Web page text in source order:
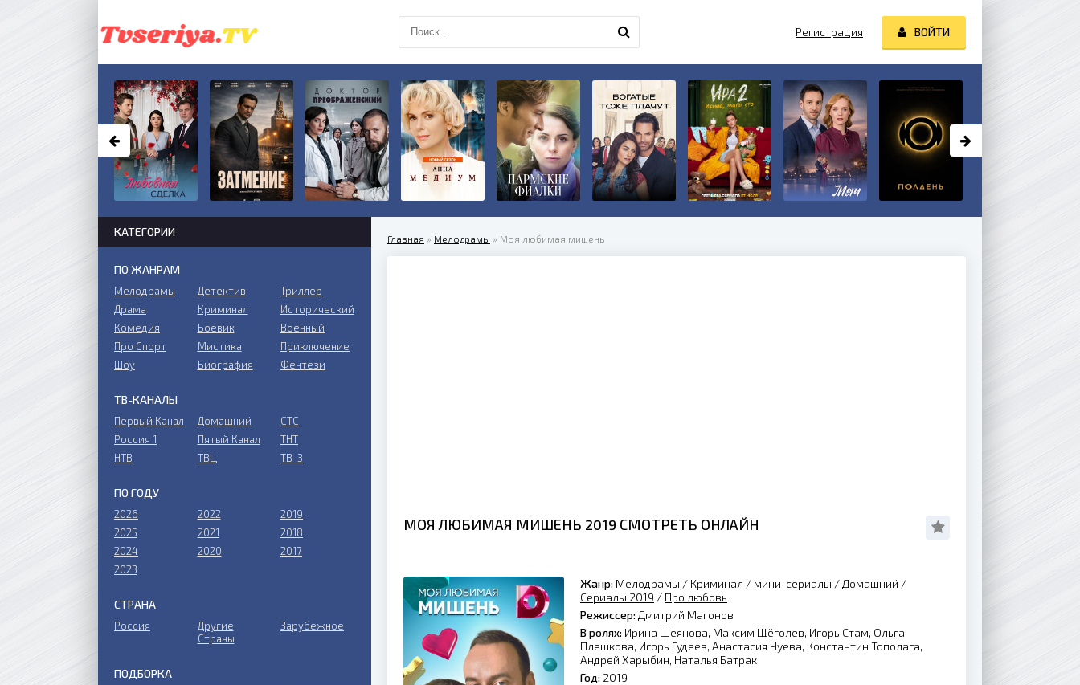
Главная » Мелодрамы » Моя любимая мишень
МОЯ ЛЮБИМАЯ МИШЕНЬ 2019 СМОТРЕТЬ ОНЛАЙН
Жанр: Мелодрамы / Криминал / мини-сериалы / Домашний /
Сериалы 2019 / Про любовь
Режиссер: Дмитрий Магонов
В ролях: Ирина Шеянова, Максим Щёголев, Игорь Стам, Ольга
Плешкова, Игорь Гудеев, Анастасия Чуева, Константин Тополага,
Андрей Харыбин, Наталья Батрак
Год: 2019
КАТЕГОРИИ
ПО ЖАНРАМ
Мелодрамы
Драма
Комедия
Про Спорт
Шоу
Детектив
Криминал
Боевик
Мистика
Биография
Триллер
Исторический
Военный
Приключение
Фентези
ТВ-КАНАЛЫ
Первый Канал
Россия 1
НТВ
Домашний
Пятый Канал
ТВЦ
СТС
ТНТ
ТВ-3
ПО ГОДУ
2026
2025
2024
2023
2022
2021
2020
2019
2018
2017
СТРАНА
Россия
Другие
Страны
Зарубежное
ПОДБОРКА
Регистрация ВОЙТИ